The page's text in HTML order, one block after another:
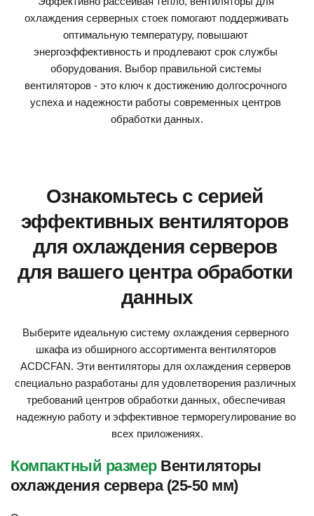
охлаждения серверных стоек помогают поддерживать
оптимальную температуру, повышают
энергоэффективность и продлевают срок службы
оборудования. Выбор правильной системы
вентиляторов - это ключ к достижению долгосрочного
успеха и надежности работы современных центров
обработки данных.
Ознакомьтесь с серией
эффективных вентиляторов
для охлаждения серверов
для вашего центра обработки
данных
Выберите идеальную систему охлаждения серверного
шкафа из обширного ассортимента вентиляторов
ACDCFAN. Эти вентиляторы для охлаждения серверов
специально разработаны для удовлетворения различных
требований центров обработки данных, обеспечивая
надежную работу и эффективное терморегулирование во
всех приложениях.
Компактный размер Вентиляторы
охлаждения сервера (25-50 мм)